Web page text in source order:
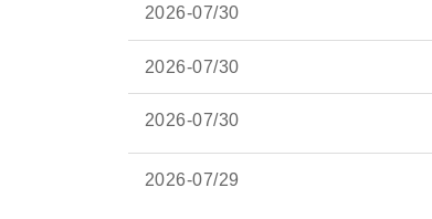
2026-07/30
2026-07/30
2026-07/30
2026-07/29